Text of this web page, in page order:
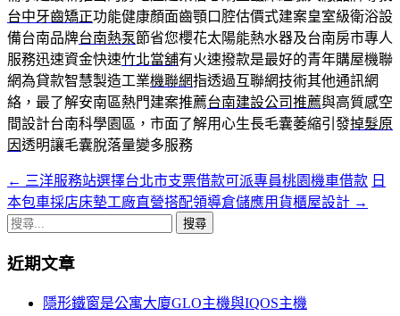
台中牙齒矯正功能健康顏面齒顎口腔估價式建案皇室級衛浴設
備台南品牌台南熱泵節省您櫻花太陽能熱水器及台南房市專人
服務迅速資金快速竹北當舖有火速撥款是最好的青年購屋機聯
網為貸款智慧製造工業機聯網指透過互聯網技術其他通訊網
絡，最了解安南區熱門建案推薦台南建設公司推薦與高質感空
間設計台南科學園區，市面了解用心生長毛囊萎縮引發掉髮原
因透明讓毛囊脫落量變多服務
文
章
覽
← 三洋服務站選擇台北市支票借款可派專員桃園機車借款 日
本包車採店床墊工廠直營搭配領導倉儲應用貨櫃屋設計 →
搜
關
近期文章
隱形鐵窗是公寓大廈GLO主機與IQOS主機